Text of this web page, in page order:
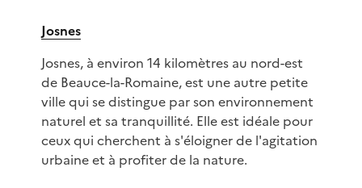
Josnes
Josnes, à environ 14 kilomètres au nord-est
de Beauce-la-Romaine, est une autre petite
ville qui se distingue par son environnement
naturel et sa tranquillité. Elle est idéale pour
ceux qui cherchent à s'éloigner de l'agitation
urbaine et à profiter de la nature.